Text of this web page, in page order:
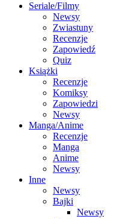
Seriale/Filmy
Newsy
Zwiastuny
Recenzje
Zapowiedź
Quiz
Książki
Recenzje
Komiksy
Zapowiedzi
Newsy
Manga/Anime
Recenzje
Manga
Anime
Newsy
Inne
Newsy
Bajki
Newsy